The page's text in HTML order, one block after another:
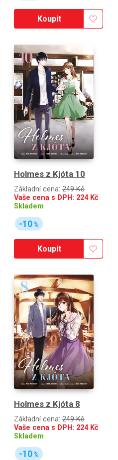
Koupit
Holmes z Kjóta 10
Základní cena: 249 Kč
Vaše cena s DPH: 224Kč
Skladem
-10%
Koupit
Holmes z Kjóta 8
Základní cena: 249 Kč
Vaše cena s DPH: 224Kč
Skladem
-10%